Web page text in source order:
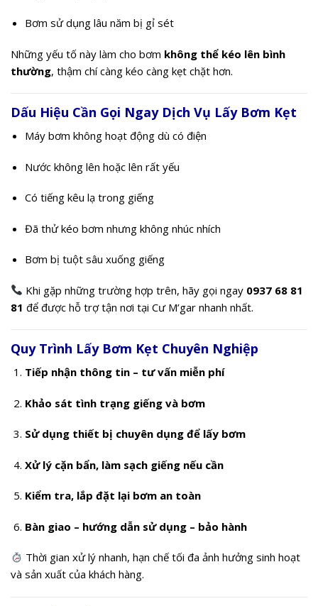
Bơm sử dụng lâu năm bị gỉ sét
Những yếu tố này làm cho bơm không thể kéo lên bình
thường, thậm chí càng kéo càng kẹt chặt hơn.
Dấu Hiệu Cần Gọi Ngay Dịch Vụ Lấy Bơm Kẹt
Máy bơm không hoạt động dù có điện
Nước không lên hoặc lên rất yếu
Có tiếng kêu lạ trong giếng
Đã thử kéo bơm nhưng không nhúc nhích
Bơm bị tuột sâu xuống giếng
Khi gặp những trường hợp trên, hãy gọi ngay 0937 68 81
81 để được hỗ trợ tận nơi tại Cư M’gar nhanh nhất.
Quy Trình Lấy Bơm Kẹt Chuyên Nghiệp
Tiếp nhận thông tin – tư vấn miễn phí
Khảo sát tình trạng giếng và bơm
Sử dụng thiết bị chuyên dụng để lấy bơm
Xử lý cặn bẩn, làm sạch giếng nếu cần
Kiểm tra, lắp đặt lại bơm an toàn
Bàn giao – hướng dẫn sử dụng – bảo hành
Thời gian xử lý nhanh, hạn chế tối đa ảnh hưởng sinh hoạt
và sản xuất của khách hàng.